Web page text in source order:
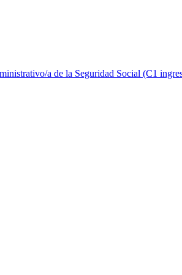
a de la Seguridad Social (C1